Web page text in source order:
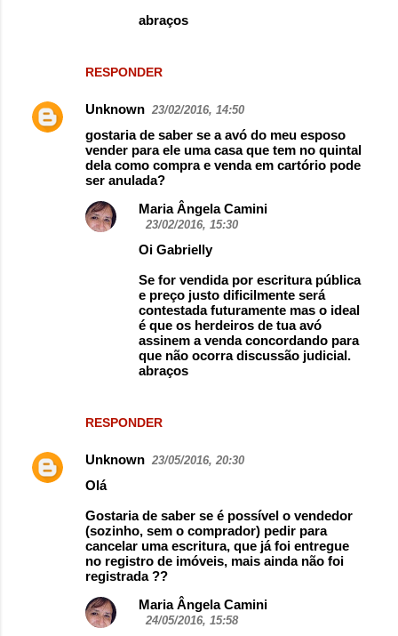
RESPONDER
abraços
Unknown 23/02/2016, 14:50
gostaria de saber se a avó do meu esposo
vender para ele uma casa que tem no quintal
dela como compra e venda em cartório pode
ser anulada?
RESPONDER
Maria Ângela Camini
23/02/2016, 15:30
Oi Gabrielly
Se for vendida por escritura pública
e preço justo dificilmente será
contestada futuramente mas o ideal
é que os herdeiros de tua avó
assinem a venda concordando para
que não ocorra discussão judicial.
abraços
Unknown 23/05/2016, 20:30
Olá
Gostaria de saber se é possível o vendedor
(sozinho, sem o comprador) pedir para
cancelar uma escritura, que já foi entregue
no registro de imóveis, mais ainda não foi
registrada ??
Maria Ângela Camini
24/05/2016, 15:58